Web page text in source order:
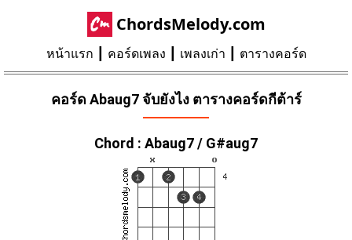
ChordsMelody.com
หน้าแรก คอร์ดเพลง เพลงเก่า ตารางคอร์ด
คอร์ด Abaug7 จับยังไง ตารางคอร์ดกีต้าร์
Chord : Abaug7 / G#aug7